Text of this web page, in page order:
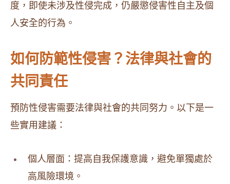
度，即使未涉及性侵完成，仍嚴懲侵害性自主及個
人安全的行為。
如何防範性侵害？法律與社會的
共同責任
預防性侵害需要法律與社會的共同努力。以下是一
些實用建議：
個人層面：提高自我保護意識，避免單獨處於
高風險環境。